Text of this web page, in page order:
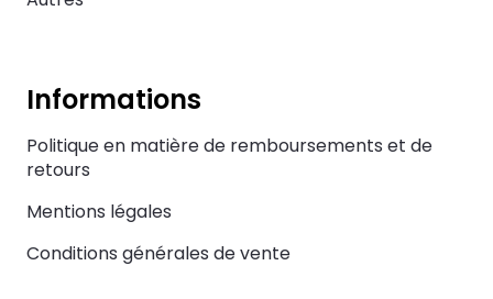
Informations
Politique en matière de remboursements et de
retours
Mentions légales
Conditions générales de vente